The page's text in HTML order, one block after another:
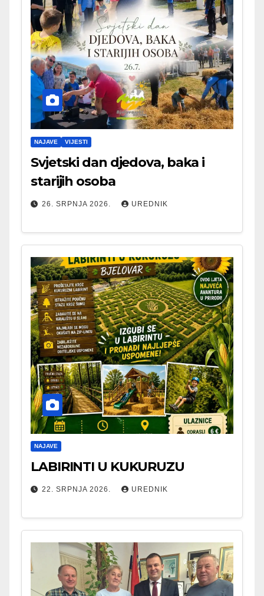
NAJAVE VIJESTI
Svjetski dan djedova, baka i
starijih osoba
26. SRPNJA 2026. UREDNIK
NAJAVE
LABIRINTI U KUKURUZU
22. SRPNJA 2026. UREDNIK